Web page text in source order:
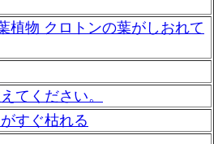
植物 クロトンの葉がしおれて
てください。
すぐ枯れる